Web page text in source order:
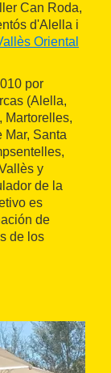
Can Roda,
d'Alella i
Oriental
por
(Alella,
Martorelles,
Mar, Santa
y
de la
es
de
de los
de la
blanca,
También
chenin,